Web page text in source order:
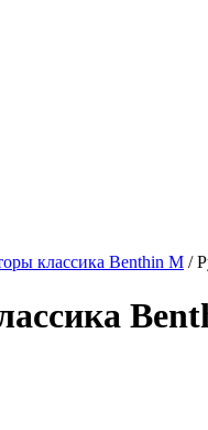
классика Benthin M /